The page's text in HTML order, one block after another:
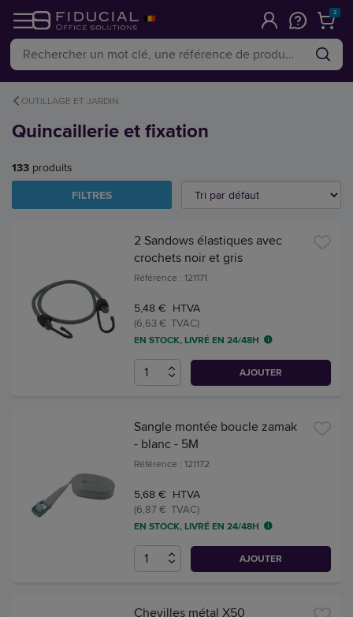
2
OUTILLAGE ET JARDIN
Quincaillerie et fixation
133 produits
FILTRES
2 Sandows élastiques avec
crochets noir et gris
Référence : 121171
5,48 € HTVA
(6,63 € TVAC)
EN STOCK, LIVRÉ EN 24/48H
AJOUTER
Sangle montée boucle zamak
- blanc - 5M
Référence : 121172
5,68 € HTVA
(6,87 € TVAC)
EN STOCK, LIVRÉ EN 24/48H
AJOUTER
Chevilles métal X50